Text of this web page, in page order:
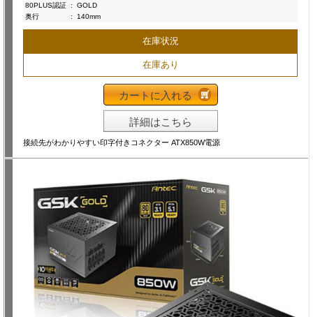
80PLUS認証 :
GOLD
奥行
: 140mm
在庫状況
在庫あり
カートに入れる
詳細はこちら
接続先がわかりやすい印字付きコネクター ATX850W電源